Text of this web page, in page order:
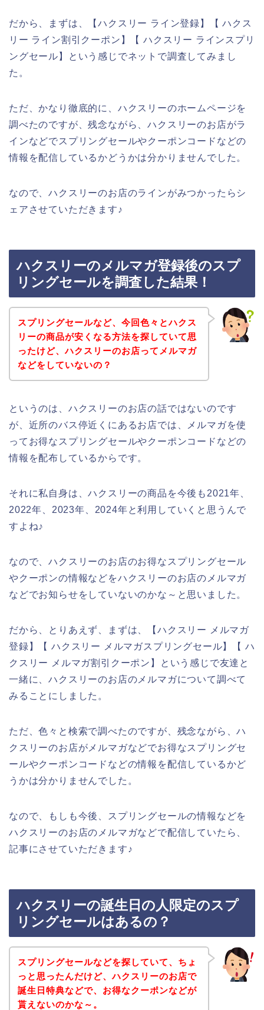
だから、まずは、【ハクスリー ライン登録】【 ハクス
リー ライン割引クーポン】【 ハクスリー ラインスプリ
ングセール】という感じでネットで調査してみまし
た。
ただ、かなり徹底的に、ハクスリーのホームページを
調べたのですが、残念ながら、ハクスリーのお店がラ
インなどでスプリングセールやクーポンコードなどの
情報を配信しているかどうかは分かりませんでした。
なので、ハクスリーのお店のラインがみつかったらシ
ェアさせていただきます♪
ハクスリーのメルマガ登録後のスプ
リングセールを調査した結果！
スプリングセールなど、今回色々とハクス
リーの商品が安くなる方法を探していて思
ったけど、ハクスリーのお店ってメルマガ
などをしていないの？
というのは、ハクスリーのお店の話ではないのです
が、近所のバス停近くにあるお店では、メルマガを使
ってお得なスプリングセールやクーポンコードなどの
情報を配布しているからです。
それに私自身は、ハクスリーの商品を今後も2021年、
2022年、2023年、2024年と利用していくと思うんで
すよね♪
なので、ハクスリーのお店のお得なスプリングセール
やクーポンの情報などをハクスリーのお店のメルマガ
などでお知らせをしていないのかな～と思いました。
だから、とりあえず、まずは、【ハクスリー メルマガ
登録】【 ハクスリー メルマガスプリングセール】【 ハ
クスリー メルマガ割引クーポン】という感じで友達と
一緒に、ハクスリーのお店のメルマガについて調べて
みることにしました。
ただ、色々と検索で調べたのですが、残念ながら、ハ
クスリーのお店がメルマガなどでお得なスプリングセ
ールやクーポンコードなどの情報を配信しているかど
うかは分かりませんでした。
なので、もしも今後、スプリングセールの情報などを
ハクスリーのお店のメルマガなどで配信していたら、
記事にさせていただきます♪
ハクスリーの誕生日の人限定のスプ
リングセールはあるの？
スプリングセールなどを探していて、ちょ
っと思ったんだけど、ハクスリーのお店で
誕生日特典などで、お得なクーポンなどが
貰えないのかな～。